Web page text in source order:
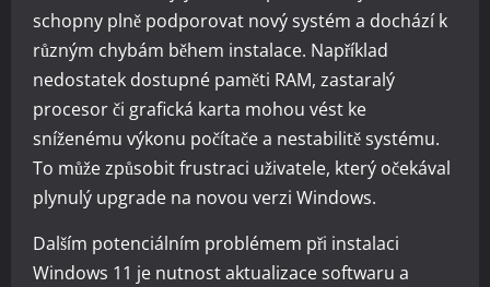
schopny plně podporovat nový systém a dochází k
různým chybám během instalace. Například
nedostatek dostupné paměti RAM, zastaralý
procesor či grafická karta mohou vést ke
sníženému výkonu počítače a nestabilitě systému.
To může způsobit frustraci uživatele, který očekával
plynulý upgrade na novou verzi Windows.
Dalším potenciálním problémem při instalaci
Windows 11 je nutnost aktualizace softwaru a